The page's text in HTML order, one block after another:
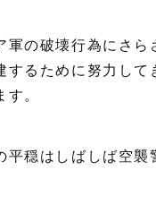
の破壊行為にさ
るために努力し
。
穏はしばしば空